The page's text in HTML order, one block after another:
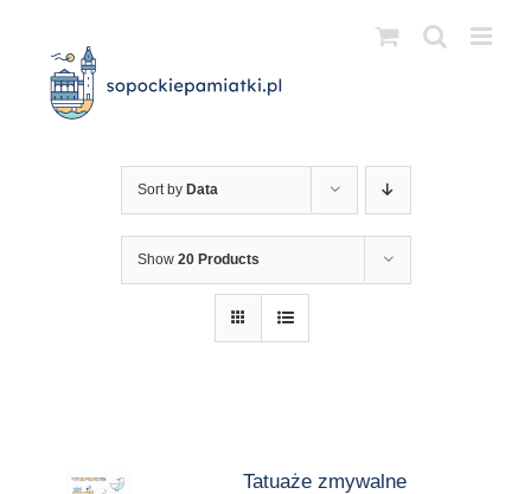
zawartości
Sort by Data
Show 20 Products
Tatuaże zmywalne